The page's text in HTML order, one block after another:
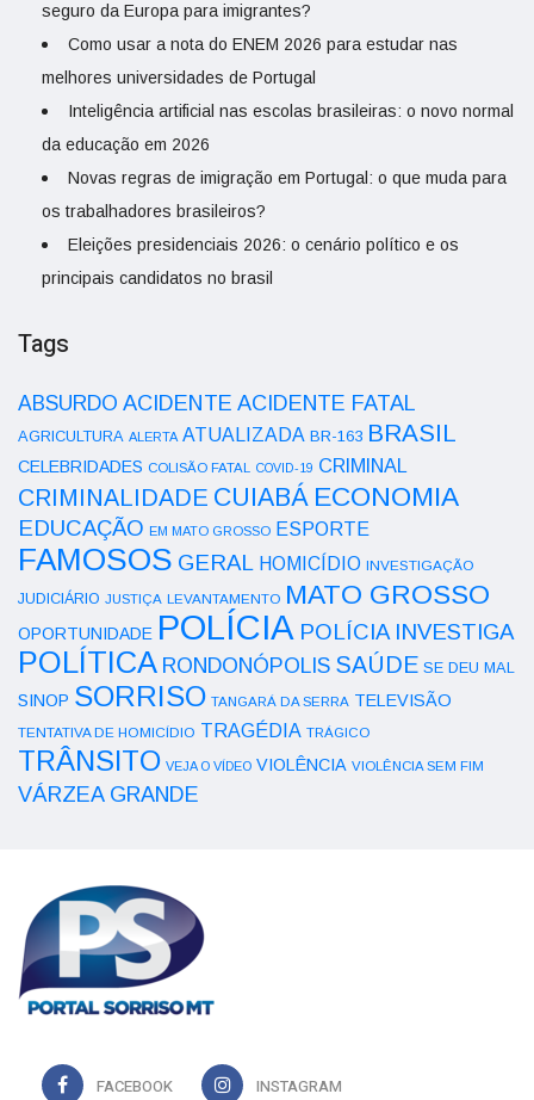
seguro da Europa para imigrantes?
Como usar a nota do ENEM 2026 para estudar nas
melhores universidades de Portugal
Inteligência artificial nas escolas brasileiras: o novo normal
da educação em 2026
Novas regras de imigração em Portugal: o que muda para
os trabalhadores brasileiros?
Eleições presidenciais 2026: o cenário político e os
principais candidatos no brasil
Tags
ABSURDO ACIDENTE ACIDENTE FATAL
AGRICULTURA ALERTA ATUALIZADA BR-163 BRASIL
CELEBRIDADES COLISÃO FATAL COVID-19 CRIMINAL
CRIMINALIDADE CUIABÁ ECONOMIA
EDUCAÇÃO EM MATO GROSSO ESPORTE
FAMOSOS GERAL HOMICÍDIO INVESTIGAÇÃO
JUDICIÁRIO JUSTIÇA LEVANTAMENTO MATO GROSSO
OPORTUNIDADE POLÍCIA POLÍCIA INVESTIGA
POLÍTICA RONDONÓPOLIS SAÚDE SE DEU MAL
SINOP SORRISO TANGARÁ DA SERRA TELEVISÃO
TENTATIVA DE HOMICÍDIO TRAGÉDIA TRÁGICO
TRÂNSITO VEJA O VÍDEO VIOLÊNCIA VIOLÊNCIA SEM FIM
VÁRZEA GRANDE
FACEBOOK INSTAGRAM